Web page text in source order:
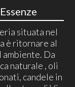
situata nel
è ritornare al
ambiente. Da
naturale , oli
candele in